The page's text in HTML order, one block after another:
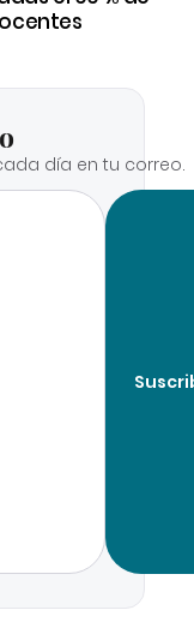
día en tu correo.